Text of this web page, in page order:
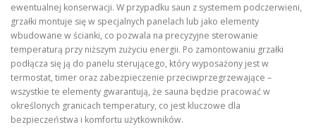
ewentualnej konserwacji. W przypadku saun z systemem podczerwieni,
grzałki montuje się w specjalnych panelach lub jako elementy
wbudowane w ścianki, co pozwala na precyzyjne sterowanie
temperaturą przy niższym zużyciu energii. Po zamontowaniu grzałki
podłącza się ją do panelu sterującego, który wyposażony jest w
termostat, timer oraz zabezpieczenie przeciwprzegrzewające –
wszystkie te elementy gwarantują, że sauna będzie pracować w
określonych granicach temperatury, co jest kluczowe dla
bezpieczeństwa i komfortu użytkowników.